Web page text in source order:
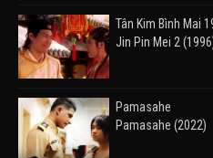
Tân Kim Bình Mai
Jin Pin Mei 2
Pamasahe
Pamasahe (2022)